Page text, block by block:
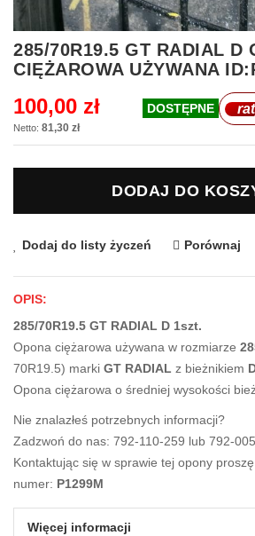
Przejdź
na
początek
285/70R19.5 GT RADIAL D
CIĘŻAROWA UŻYWANA
100,00 zł
81,30 zł
DOSTĘPNE
DODAJ DO
Dodaj do listy życzeń Porównaj
OPIS:
285/70R19.5 GT RADIAL D 1szt.
Opona ciężarowa używana w rozmiarze
70R19.5) marki GT RADIAL z bieżnikiem
Opona ciężarowa o średniej wysokości
Nie znalazłeś potrzebnych informacji?
Zadzwoń do nas: 792-110-259 lub 792-
Kontaktując się w sprawie tej opony
numer: P1299M
Więcej informacji